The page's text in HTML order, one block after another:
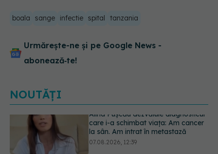
boala sange infectie spital tanzania
Urmărește-ne și pe Google News -
abonează‑te!
NOUTĂȚI
Greșeala care îți crește tensiunea
solniță